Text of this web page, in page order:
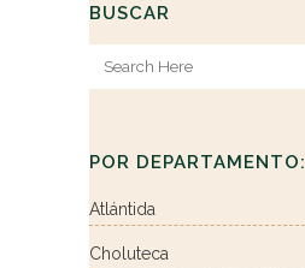
BUSCAR
POR DEPARTAMENTO:
Atlántida
Choluteca